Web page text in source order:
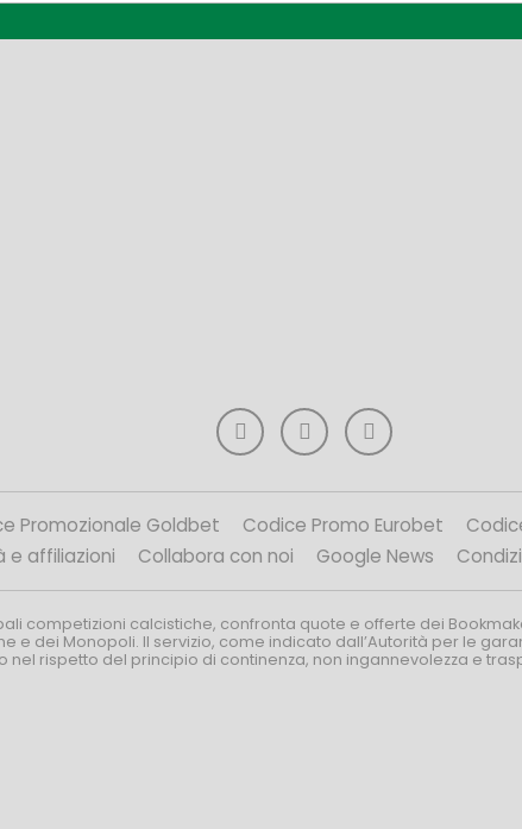
Promozionale Goldbet Codice Promo Eurobet
e affiliazioni
Collabora con noi Google News
competizioni calcistiche, confronta quote e offerte dei
e dei Monopoli. Il servizio, come indicato dall’Autorità per le
nel rispetto del principio di continenza, non ingannevolezza e